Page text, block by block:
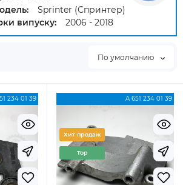
Sprinter (Спринтер)
випуску:
2006 - 2018
По умолчанию
234 01 39 A 651 234 01 39
Хит продаж
Top